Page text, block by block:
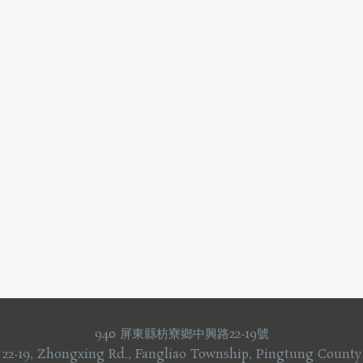
940 屏東縣枋寮鄉中興路22-19號
19, Zhongxing Rd., Fangliao Township, Pingtung